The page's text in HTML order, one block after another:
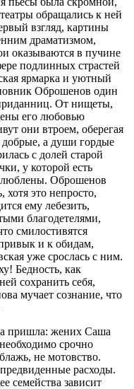
обращались к ней
взгляд, картины
драматизмом,
оказываются в пучине
подлинных страстей
ярмарка и уютный
Оброшенов один
От нищеты,
его любовью
они втроем, оберегая
добрые, а души гордые
с долей старой
у которой есть
Оброшенов
хотя это непросто,
ему лебезить,
благодетелями,
смилостивятся
и к обидам,
уже срослась с ним.
Бедность, как
сохранить себя,
мучает сознание, что
пришла: жених Саша
срочно
не мотовство.
расходы.
семейства зависит